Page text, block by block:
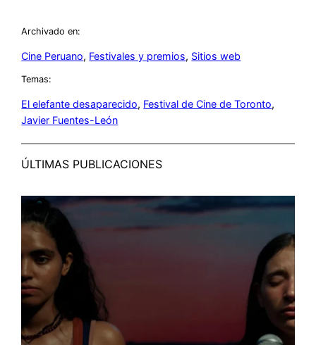
Archivado en:
Cine Peruano, Festivales y premios, Sitios web
Temas:
El elefante desaparecido, Festival de Cine de Toronto
Javier Fuentes-León
ÚLTIMAS PUBLICACIONES